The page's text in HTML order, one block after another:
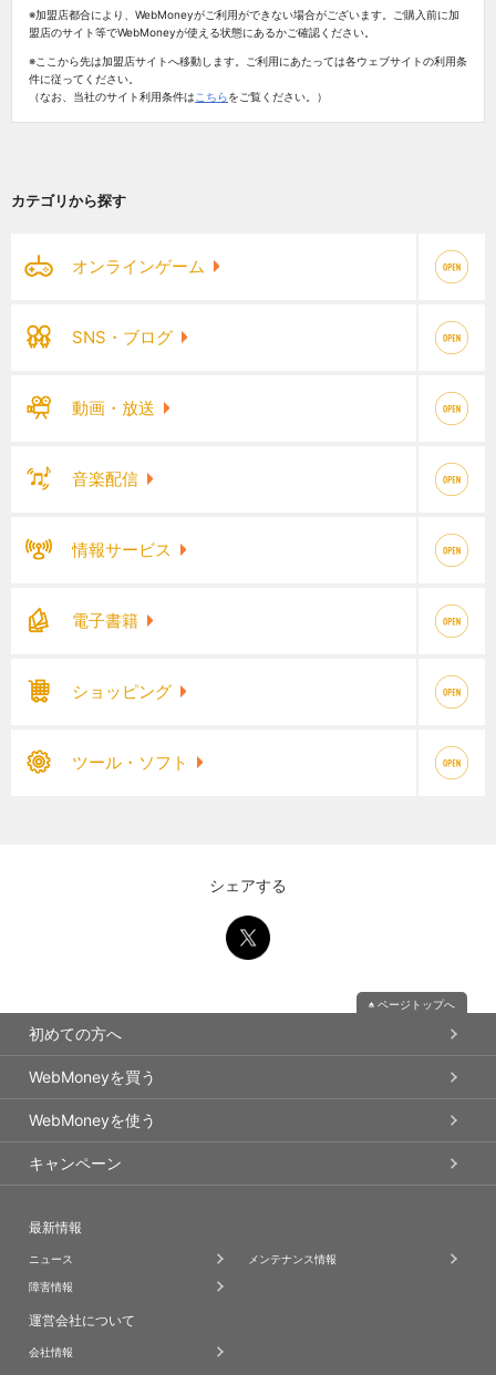
※加盟店都合により、WebMoneyがご利用ができない場合がございます。ご購入前に加
盟店のサイト等でWebMoneyが使える状態にあるかご確認ください。
※ここから先は加盟店サイトへ移動します。ご利用にあたっては各ウェブサイトの利用条
件に従ってください。
（なお、当社のサイト利用条件は こちらをご覧ください。）
カテゴリから探す
オンラインゲーム
SNS・ブログ
動画・放送
音楽配信
情報サービス
電子書籍
ショッピング
ツール・ソフト
シェアする
ページトップへ
初めての方へ
WebMoneyを買う
WebMoneyを使う
キャンペーン
最新情報
ニュース メンテナンス情報
障害情報
運営会社について
会社情報